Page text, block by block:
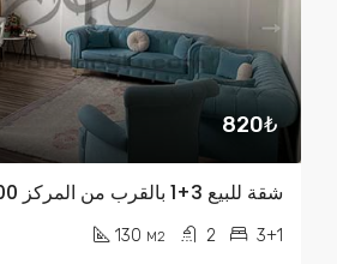
820₺
شقة للبيع 3+1 بالقرب من المركز TL 820.000
3+1
2
130 M2